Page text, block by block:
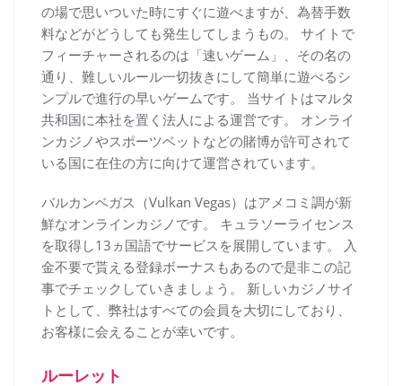
の場で思いついた時にすぐに遊べますが、為替手数
料などがどうしても発生してしまうもの。 サイトで
フィーチャーされるのは「速いゲーム」、その名の
通り、難しいルール一切抜きにして簡単に遊べるシ
ンプルで進行の早いゲームです。 当サイトはマルタ
共和国に本社を置く法人による運営です。 オンライ
ンカジノやスポーツベットなどの賭博が許可されて
いる国に在住の方に向けて運営されています。
バルカンベガス（Vulkan Vegas）はアメコミ調が新
鮮なオンラインカジノです。 キュラソーライセンス
を取得し13ヵ国語でサービスを展開しています。 入
金不要で貰える登録ボーナスもあるので是非この記
事でチェックしていきましょう。 新しいカジノサイ
トとして、弊社はすべての会員を大切にしており、
お客様に会えることが幸いです。
ルーレット